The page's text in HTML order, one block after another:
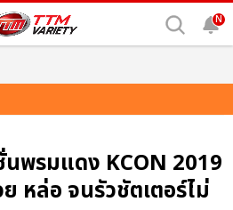
N
พรมแดง KCON 2019
หล่อ จนรัวชัตเตอร์ไม่